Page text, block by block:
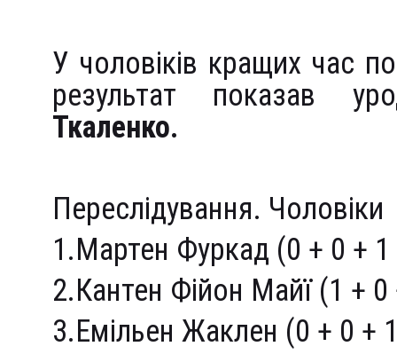
У чоловіків кращих час
результат показав
Ткаленко.
Переслідування. Чоловіки
1.Мартен Фуркад (0 + 0 +
2.Кантен Фійон Майї (1 +
3.Емільен Жаклен (0 + 0 +